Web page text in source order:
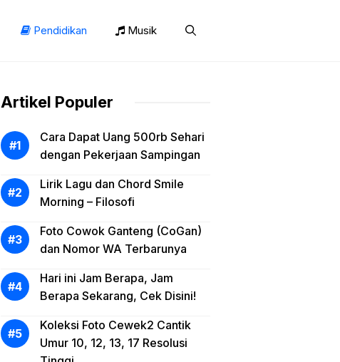
Pendidikan Musik
Artikel Populer
Cara Dapat Uang 500rb Sehari
dengan Pekerjaan Sampingan
Lirik Lagu dan Chord Smile
Morning – Filosofi
Foto Cowok Ganteng (CoGan)
dan Nomor WA Terbarunya
Hari ini Jam Berapa, Jam
Berapa Sekarang, Cek Disini!
Koleksi Foto Cewek2 Cantik
Umur 10, 12, 13, 17 Resolusi